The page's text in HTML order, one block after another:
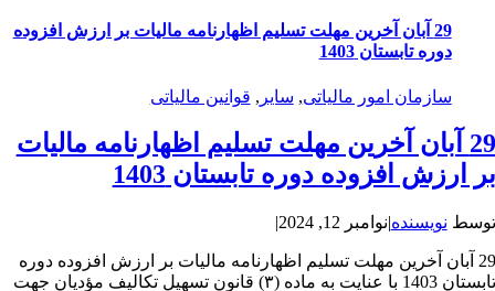
29 آبان آخرین مهلت تسلیم اظهارنامه مالیات بر ارزش افزوده
دوره تابستان 1403
سازمان امور مالیاتی, سایر , قوانین مالیاتی
29 آبان آخرین مهلت تسلیم اظهارنامه مالیات
بر ارزش افزوده دوره تابستان 1403
توسط نویسنده|نوامبر 12, 2024 |
29 آبان آخرین مهلت تسلیم اظهارنامه مالیات بر ارزش افزوده دوره
تابستان 1403 با عنایت به ماده (۳) قانون تسهیل تکالیف مؤدیان جهت